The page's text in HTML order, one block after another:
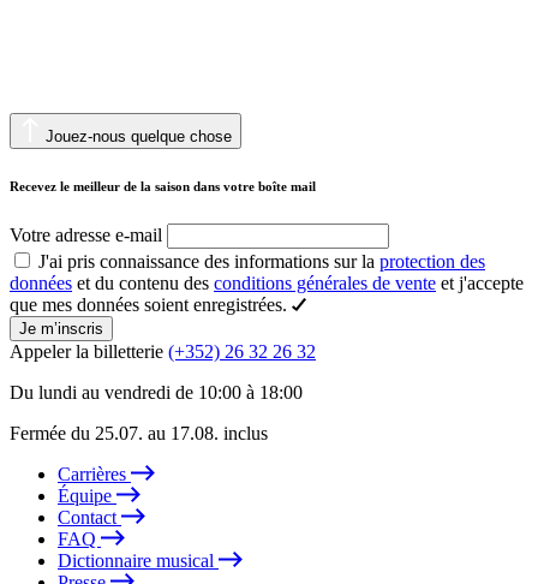
Jouez-nous quelque chose
Recevez le meilleur de la saison dans votre boîte mail
Votre adresse e-mail
J'ai pris connaissance des informations sur la protection des
données et du contenu des conditions générales de vente et j'accepte
que mes données soient enregistrées.
Je m’inscris
Appeler la billetterie (+352) 26 32 26 32
Du lundi au vendredi de 10:00 à 18:00
Fermée du 25.07. au 17.08. inclus
Carrières
Équipe
Contact
FAQ
Dictionnaire musical